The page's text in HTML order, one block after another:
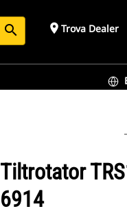
search place Trova Dealer
Tiltrotator
6914